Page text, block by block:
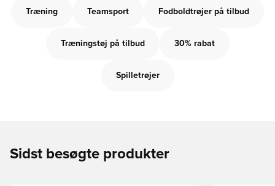
Træning Teamsport Fodboldtrøjer på tilbud
Træningstøj på tilbud 30% rabat
Spilletrøjer
Sidst besøgte produkter